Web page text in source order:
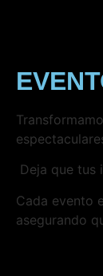
Deja que tus
Cada evento
asegurando